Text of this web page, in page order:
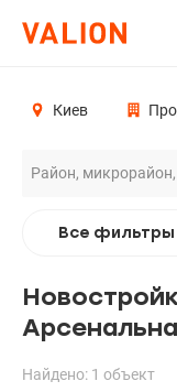
Киев
Все фильтры
Найдено: 1 объект